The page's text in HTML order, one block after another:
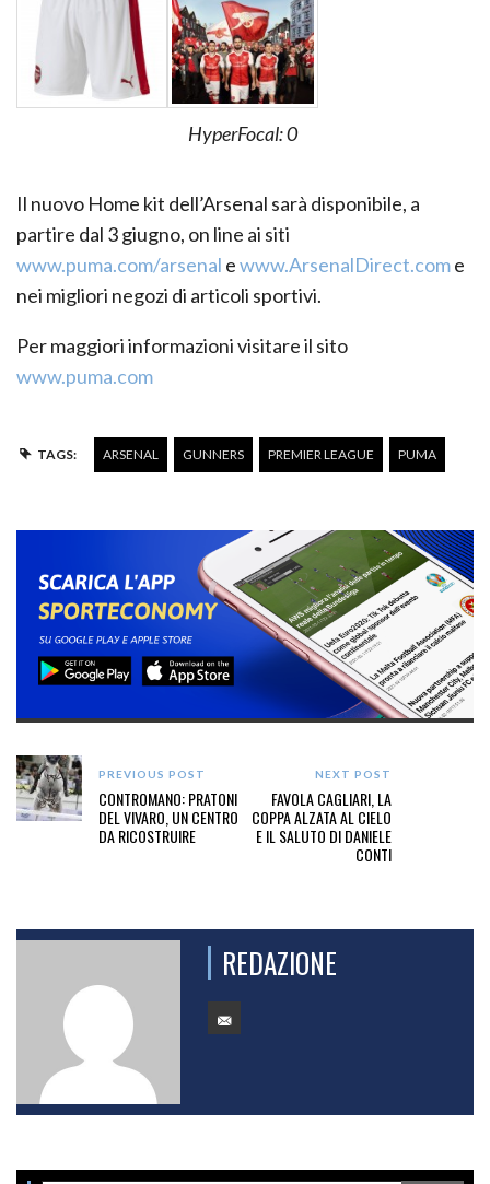
HyperFocal: 0
Il nuovo Home kit dell’Arsenal sarà disponibile, a
partire dal 3 giugno, on line ai siti
www.puma.com/arsenal ewww.ArsenalDirect.come
nei migliori negozi di articoli sportivi.
Per maggiori informazioni visitare il sito
www.puma.com
TAGS: ARSENAL GUNNERS PREMIER LEAGUE PUMA
PREVIOUS POST
CONTROMANO: PRATONI
DEL VIVARO, UN CENTRO
DA RICOSTRUIRE
NEXT POST
FAVOLA CAGLIARI, LA
COPPA ALZATA AL CIELO
E IL SALUTO DI DANIELE
CONTI
REDAZIONE